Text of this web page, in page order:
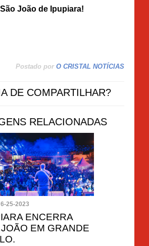
João de Ipupiara!
Postado por O CRISTAL NOTÍCIAS
DE COMPARTILHAR?
RELACIONADAS
6-25-2023
ENCERRA
EM GRANDE